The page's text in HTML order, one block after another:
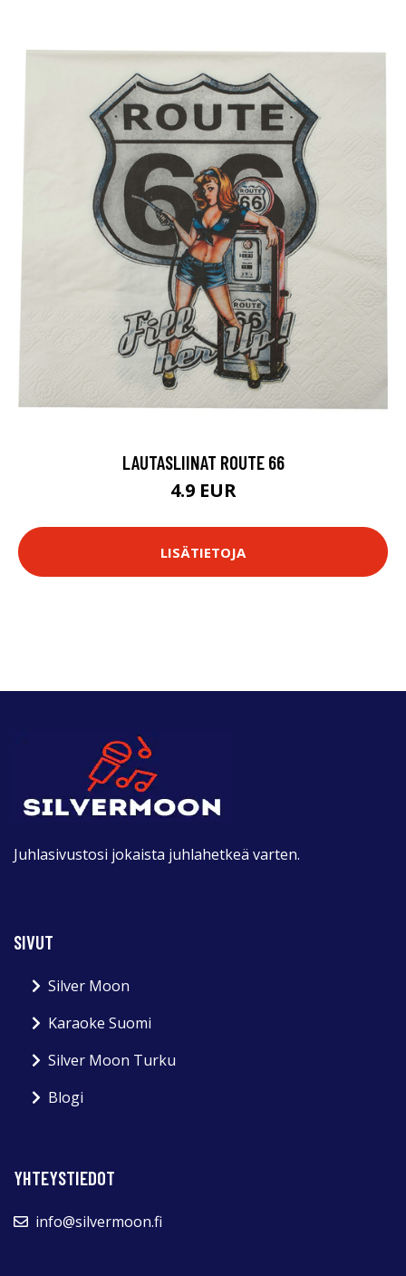
LAUTASLIINAT ROUTE 66
4.9 EUR
LISÄTIETOJA
Juhlasivustosi jokaista juhlahetkeä varten.
SIVUT
Silver Moon
Karaoke Suomi
Silver Moon Turku
Blogi
YHTEYSTIEDOT
info@silvermoon.fi